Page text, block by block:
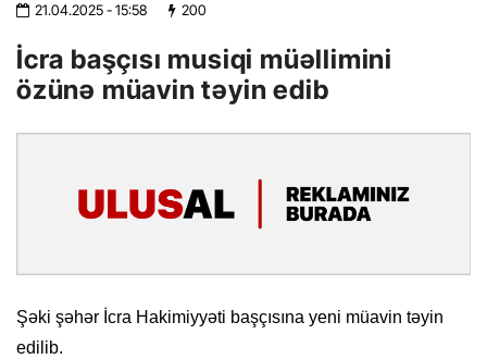
21.04.2025- 15:58 200
İcra başçısı musiqi müəllimini
özünə müavin təyin edib
Şəki şəhər İcra Hakimiyyəti başçısına yeni müavin təyin
edilib.